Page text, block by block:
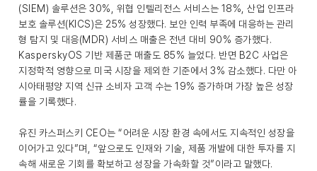
(SIEM) 솔루션은 30%, 위협 인텔리전스 서비스는 18%, 산업 인프라
보호 솔루션(KICS)은 25% 성장했다. 보안 인력 부족에 대응하는 관리
형 탐지 및 대응(MDR) 서비스 매출은 전년 대비 90% 증가했다.
KasperskyOS 기반 제품군 매출도 85% 늘었다. 반면 B2C 사업은
지정학적 영향으로 미국 시장을 제외한 기준에서 3% 감소했다. 다만 아
시아태평양 지역 신규 소비자 고객 수는 19% 증가하며 가장 높은 성장
률을 기록했다.
유진 카스퍼스키 CEO는 “어려운 시장 환경 속에서도 지속적인 성장을
이어가고 있다”며, “앞으로도 인재와 기술, 제품 개발에 대한 투자를 지
속해 새로운 기회를 확보하고 성장을 가속화할 것”이라고 말했다.